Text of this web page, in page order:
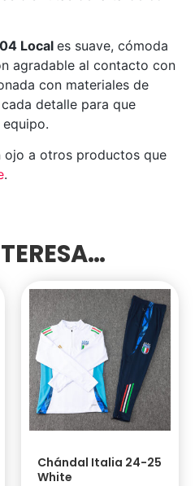
Locales suave, cómoda
agradable al contacto con
con materiales de
detalle para que
ojo a otros productos que
.
Chándal Italia 24-25
White